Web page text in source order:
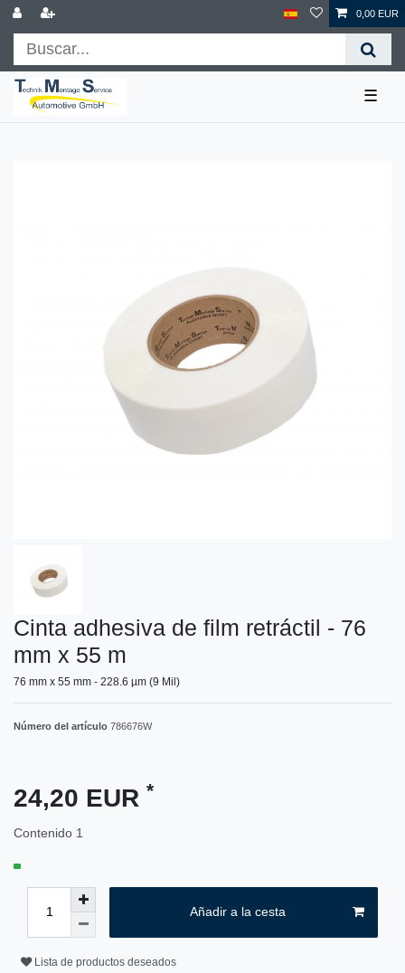
0,00 EUR
☰
Cinta adhesiva de film retráctil - 76
mm x 55 m
76 mm x 55 mm - 228.6 µm (9 Mil)
Número del artículo 786676W
24,20 EUR *
Contenido 1
Añadir a la cesta
Lista de productos deseados